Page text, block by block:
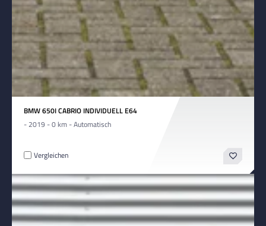
BMW 650I CABRIO INDIVIDUELL E64
- 2019 - 0 km - Automatisch
Vergleichen